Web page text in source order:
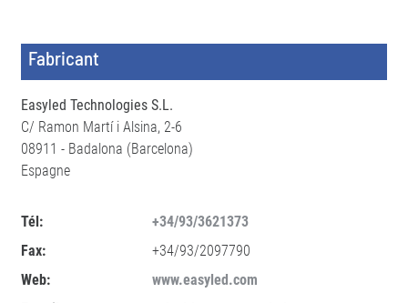
Fabricant
Easyled Technologies S.L.
C/ Ramon Martí i Alsina, 2-6
08911 - Badalona (Barcelona)
Espagne
Tél:
+34/93/3621373
Fax:
+34/93/2097790
Web:
www.easyled.com